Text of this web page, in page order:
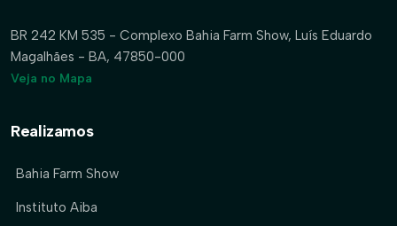
BR 242 KM 535 - Complexo Bahia Farm Show, Luís Eduardo
Magalhães - BA, 47850-000
Veja no Mapa
Realizamos
Bahia Farm Show
Instituto Aiba